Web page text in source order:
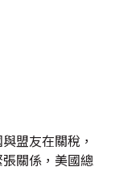
盟友在關稅，
關係，美國總